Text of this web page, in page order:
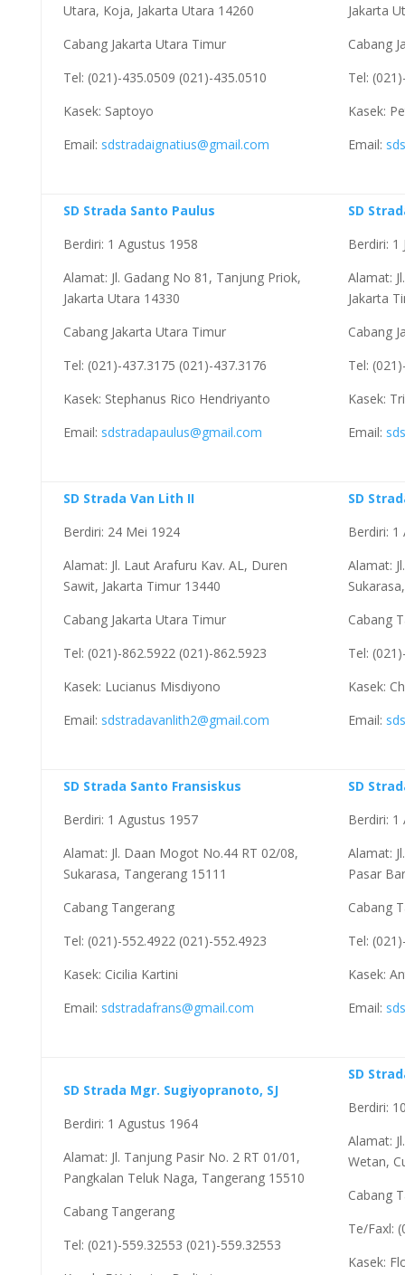
Utara, Koja, Jakarta Utara 14260
Cabang Jakarta Utara Timur
Tel: (021)-435.0509 (021)-435.0510
Kasek: Saptoyo
Email: sdstradaignatius@gmail.com
Jakarta
Cabang
Tel:
Kasek:
Email:
SD Strada Santo Paulus
Berdiri: 1 Agustus 1958
Alamat: Jl. Gadang No 81, Tanjung Priok,
Jakarta Utara 14330
Cabang Jakarta Utara Timur
Tel: (021)-437.3175 (021)-437.3176
Kasek: Stephanus Rico Hendriyanto
Email: sdstradapaulus@gmail.com
SD
Berdiri: 1
Alamat:
Jakarta
Cabang
Tel:
Kasek:
Email:
SD Strada Van Lith II
Berdiri: 24 Mei 1924
Alamat: Jl. Laut Arafuru Kav. AL, Duren
Sawit, Jakarta Timur 13440
Cabang Jakarta Utara Timur
Tel: (021)-862.5922 (021)-862.5923
Kasek: Lucianus Misdiyono
Email: sdstradavanlith2@gmail.com
SD
Berdiri: 1
Alamat:
Cabang
Tel:
Kasek:
Email:
SD Strada Santo Fransiskus
Berdiri: 1 Agustus 1957
Alamat: Jl. Daan Mogot No.44 RT 02/08,
Sukarasa, Tangerang 15111
Cabang Tangerang
Tel: (021)-552.4922 (021)-552.4923
Kasek: Cicilia Kartini
Email: sdstradafrans@gmail.com
SD
Berdiri: 1
Alamat:
Pasar
Cabang
Tel:
Kasek:
Email:
SD Strada Mgr. Sugiyopranoto, SJ
Berdiri: 1 Agustus 1964
Alamat: Jl. Tanjung Pasir No. 2 RT 01/01,
Pangkalan Teluk Naga, Tangerang 15510
Cabang Tangerang
Tel: (021)-559.32553 (021)-559.32553
SD
Berdiri:
Alamat:
Wetan,
Cabang
Te/Faxl:
Kasek: